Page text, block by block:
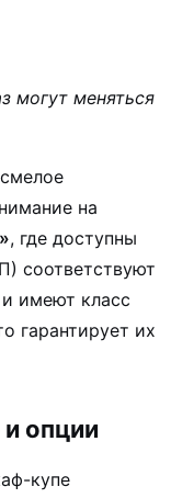
могут меняться
на
, где доступны
соответствуют
имеют класс
гарантирует их
опции
купе